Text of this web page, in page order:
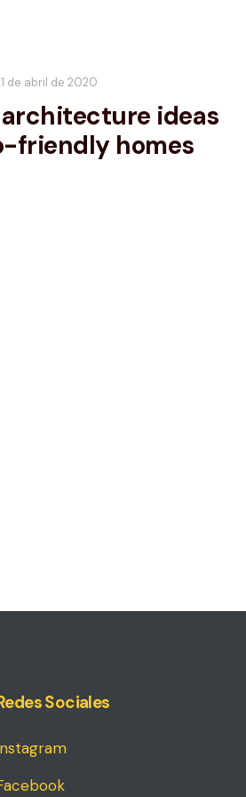
de abril de 2020
ideas
friendly homes
Sociales